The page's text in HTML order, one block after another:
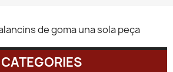
de goma una sola peça
CATEGORIES